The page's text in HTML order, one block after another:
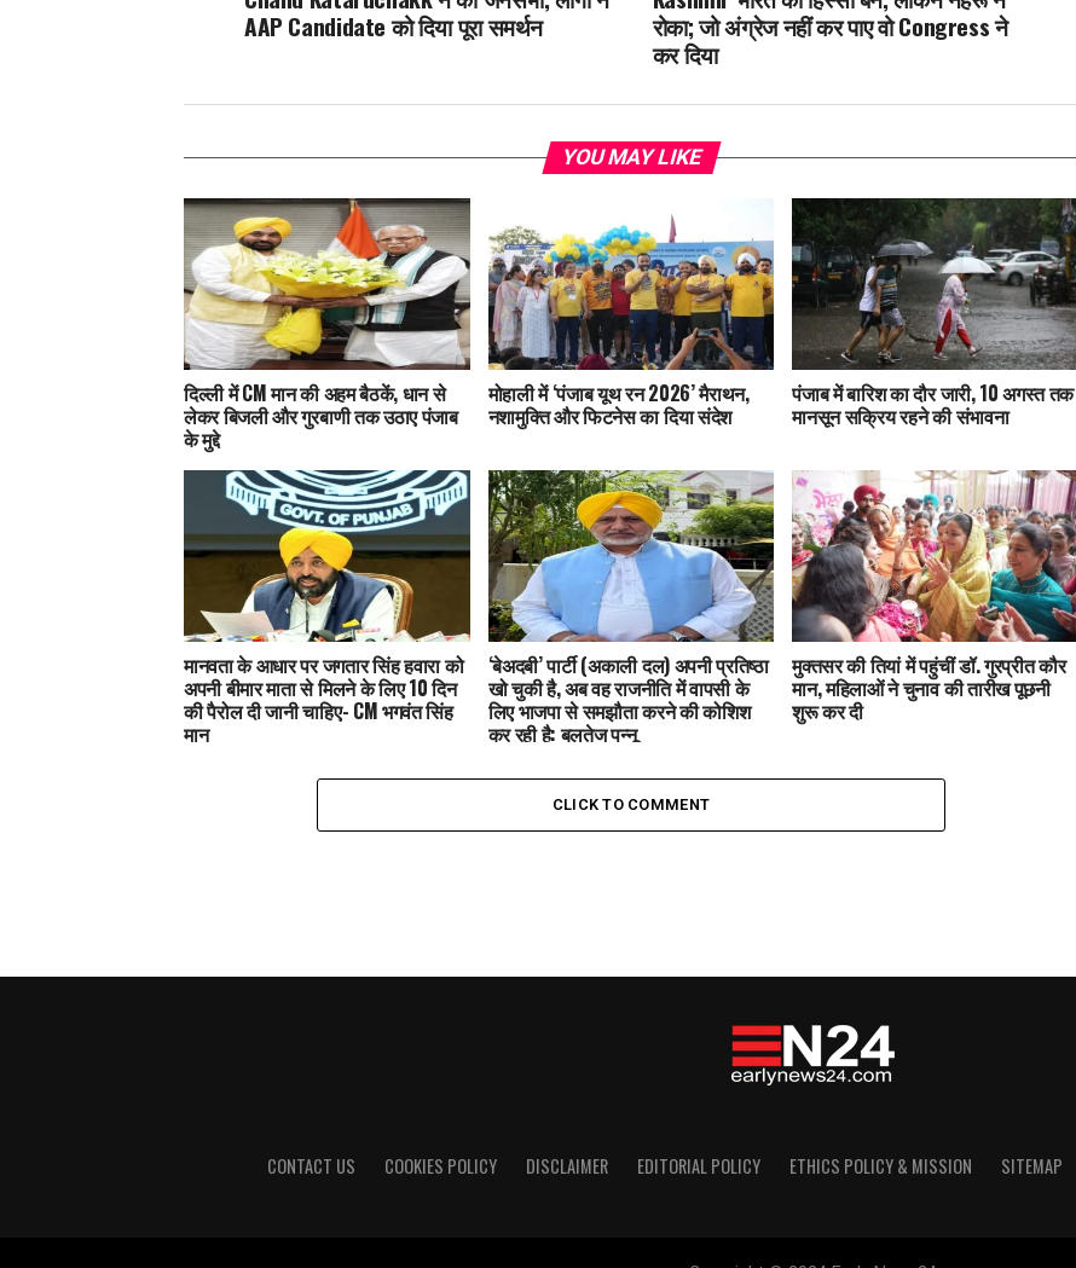
रोका; जो अंग्रेज नहीं कर पाए वो Congress ने
कर दिया
AAP Candidate को दिया पूरा समर्थन
YOU MAY LIKE
दिल्ली में CM मान की अहम बैठकें, धान से
लेकर बिजली और गुरबाणी तक उठाए पंजाब
के मुद्दे
मोहाली में ‘पंजाब यूथ रन 2026’ मैराथन,
नशामुक्ति और फिटनेस का दिया संदेश
पंजाब में बारिश का दौर जारी, 10 अगस्त तक
मानसून सक्रिय रहने की संभावना
मानवता के आधार पर जगतार सिंह हवारा को
अपनी बीमार माता से मिलने के लिए 10 दिन
की पैरोल दी जानी चाहिए- CM भगवंत सिंह
मान
‘बेअदबी’ पार्टी (अकाली दल) अपनी प्रतिष्ठा
खो चुकी है, अब वह राजनीति में वापसी के
लिए भाजपा से समझौता करने की कोशिश
कर रही है: बलतेज पन्नू
मुक्तसर की तियां में पहुंचीं डॉ. गुरप्रीत कौर
मान, महिलाओं ने चुनाव की तारीख पूछनी
शुरू कर दी
CLICK TO COMMENT
CONTACT US COOKIES POLICY DISCLAIMER EDITORIAL POLICY ETHICS POLICY & MISSION SITEMAP